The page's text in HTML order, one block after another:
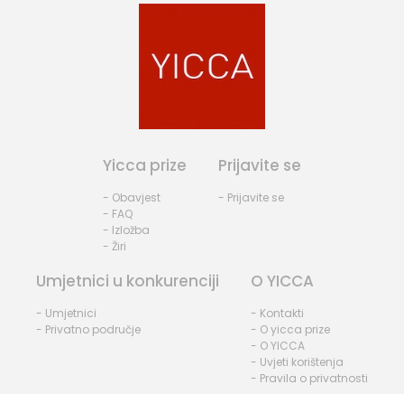
Yicca prize
- Obavjest
- FAQ
- Izložba
- Žiri
Prijavite se
- Prijavite se
Umjetnici u konkurenciji
- Umjetnici
- Privatno područje
O YICCA
- Kontakti
- O yicca prize
- O YICCA
- Uvjeti korištenja
- Pravila o privatnosti